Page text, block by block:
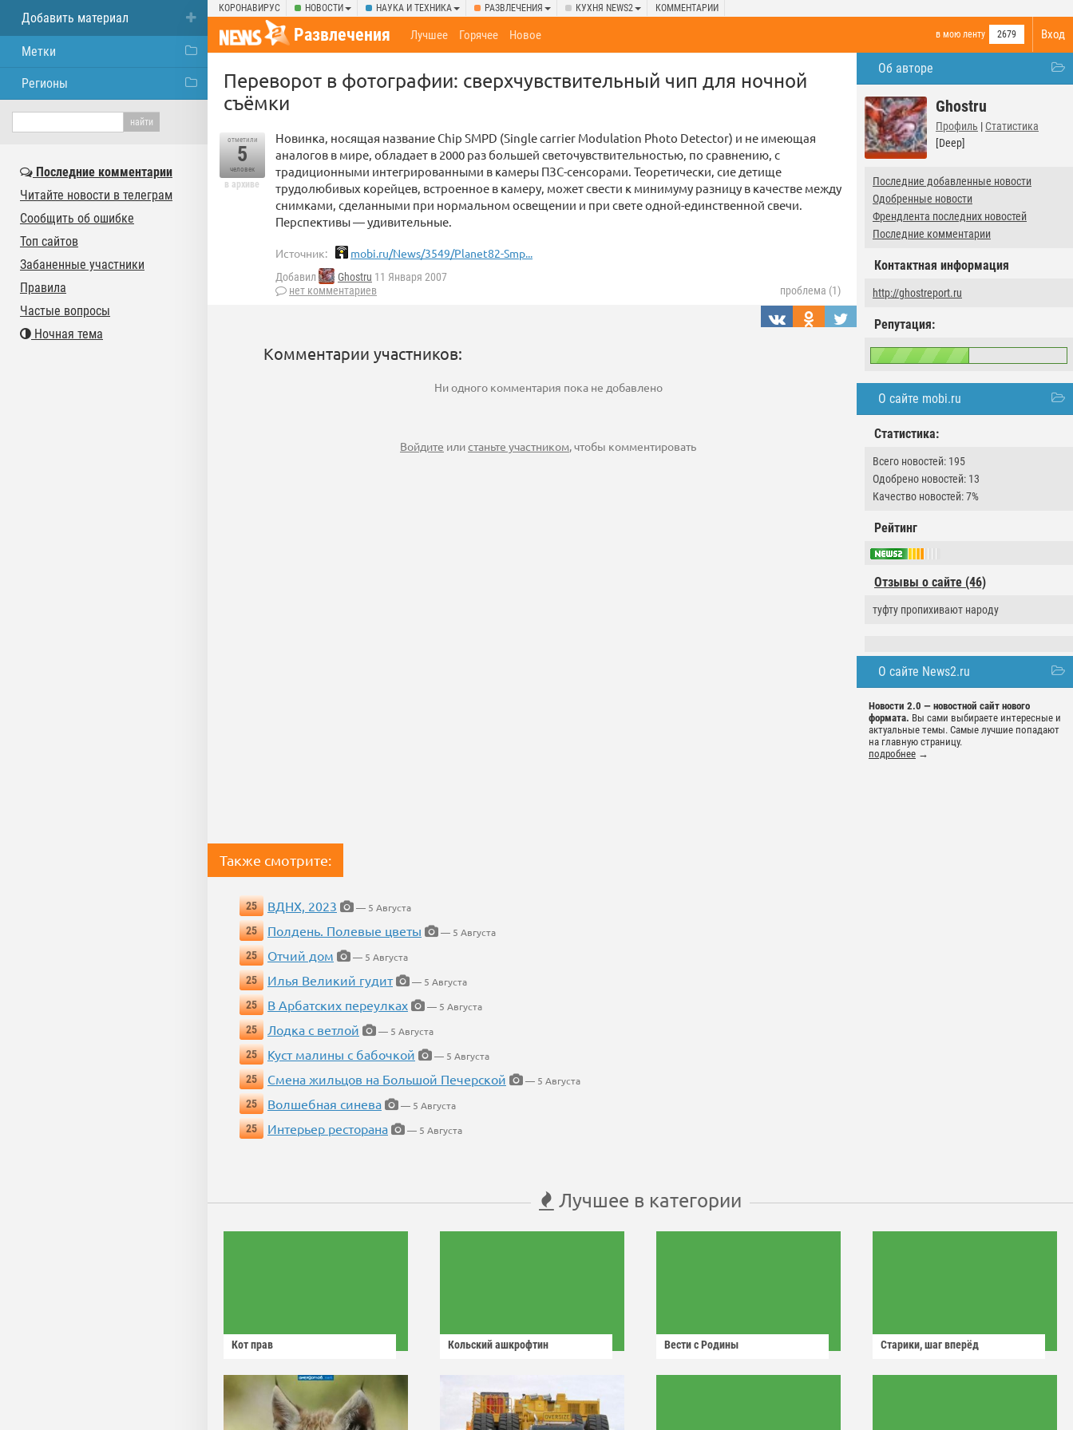
КОРОНАВИРУС НОВОСТИ НАУКА И ТЕХНИКА РАЗВЛЕЧЕНИЯ КУХНЯ NEWS2 КОММЕНТАРИИ
Вход
Развлечения в мою ленту 2679
Лучшее Горячее Новое
Об авторе
Ghostru
Профиль | Статистика
[Deep]
Последние добавленные новости
Одобренные новости
Френдлента последних новостей
Последние комментарии
Контактная информация
http://ghostreport.ru
Репутация:
О сайте mobi.ru
Статистика:
Всего новостей: 195
Одобрено новостей: 13
Качество новостей: 7%
Рейтинг
Отзывы о сайте (46)
туфту пропихивают народу
О сайте News2.ru
Новости 2.0 — новостной сайт нового
формата. Вы сами выбираете интересные и
актуальные темы. Самые лучшие попадают
на главную страницу.
подробнее →
Переворот в фотографии: сверхчувствительный чип для ночной
съёмки
отметили
5
человек
в архиве
Новинка, носящая название Chip SMPD (Single carrier Modulation Photo Detector) и не имеющая
аналогов в мире, обладает в 2000 раз большей светочувствительностью, по сравнению, с
традиционными интегрированными в камеры ПЗС-сенсорами. Теоретически, сие детище
трудолюбивых корейцев, встроенное в камеру, может свести к минимуму разницу в качестве между
снимками, сделанными при нормальном освещении и при свете одной-единственной свечи.
Перспективы — удивительные.
Источник: mobi.ru/News/3549/Planet82-Smp...
Добавил Ghostru 11 Января 2007
нет комментариев
проблема (1)
Комментарии участников:
Ни одного комментария пока не добавлено
Войдите илистаньте участником, чтобы комментировать
Также смотрите:
25 ВДНХ, 2023
— 5 Августа
25
Полдень. Полевые цветы
— 5 Августа
25
Отчий дом
— 5 Августа
25
Илья Великий гудит
— 5 Августа
25
В Арбатских переулках
— 5 Августа
25
Лодка с ветлой
— 5 Августа
25
Куст малины с бабочкой
— 5 Августа
25
Смена жильцов на Большой Печерской
— 5 Августа
25
Волшебная синева
— 5 Августа
25
Интерьер ресторана — 5 Августа
Лучшее в категории
Кот прав Кольский ашкрофтин Вести с Родины Старики, шаг вперёд
Добавить материал
Метки
Регионы
Последние комментарии
Читайте новости в телеграм
Сообщить об ошибке
Топ сайтов
Забаненные участники
Правила
Частые вопросы
Ночная тема